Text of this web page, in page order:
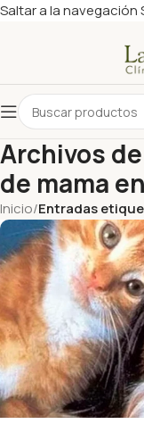
Saltar a la navegación
Archivos
de mama
Inicio/Entradas